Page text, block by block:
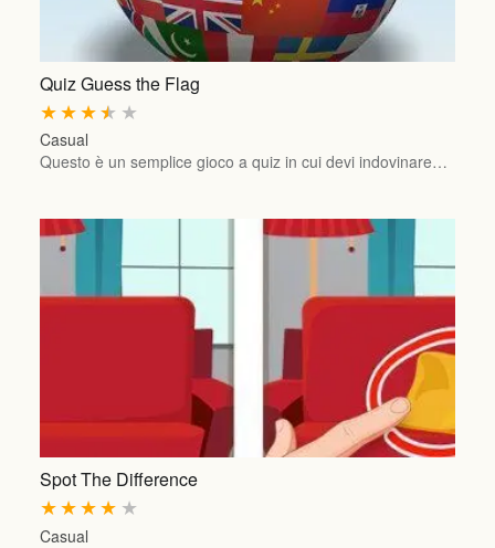
Quiz Guess the Flag
★
★
★
★
★
Casual
Questo è un semplice gioco a quiz in cui devi indovinare…
Spot The Difference
★
★
★
★
★
Casual